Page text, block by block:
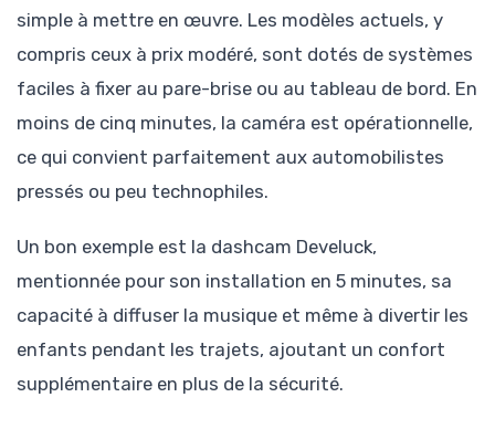
simple à mettre en œuvre. Les modèles actuels, y
compris ceux à prix modéré, sont dotés de systèmes
faciles à fixer au pare-brise ou au tableau de bord. En
moins de cinq minutes, la caméra est opérationnelle,
ce qui convient parfaitement aux automobilistes
pressés ou peu technophiles.
Un bon exemple est la dashcam Develuck,
mentionnée pour son installation en 5 minutes, sa
capacité à diffuser la musique et même à divertir les
enfants pendant les trajets, ajoutant un confort
supplémentaire en plus de la sécurité.